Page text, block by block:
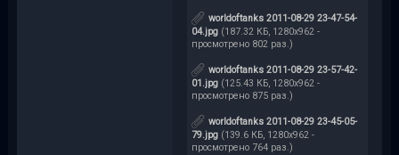
worldoftanks 2011-08-29 23-47-54-
04.jpg(187.32 КБ, 1280x962 -
просмотрено 802 раз.)
worldoftanks 2011-08-29 23-57-42-
01.jpg(125.43 КБ, 1280x962 -
просмотрено 875 раз.)
worldoftanks 2011-08-29 23-45-05-
79.jpg(139.6 КБ, 1280x962 -
просмотрено 764 раз.)